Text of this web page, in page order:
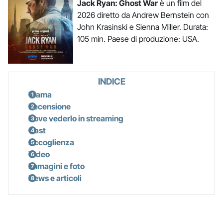
Jack Ryan: Ghost Warè un film del
2026 diretto da Andrew Bernstein con
John Krasinski e Sienna Miller. Durata:
105 min. Paese di produzione: USA.
INDICE
Trama
Recensione
Dove vederlo in streaming
Cast
Accoglienza
Video
Immagini e foto
News e articoli